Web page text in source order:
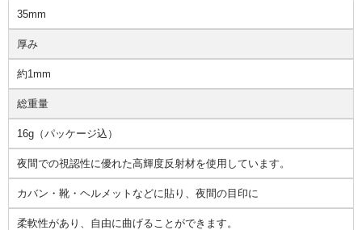
35mm
厚み
約1mm
総重量
16g（パッケージ込）
夜間での視認性に優れた高輝度反射材を使用しています。
カバン・靴・ヘルメットなどに貼り、夜間の目印に
柔軟性があり、自由に曲げることができます。